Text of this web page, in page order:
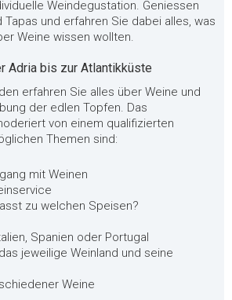
Weindegustation. Geniessen
Tapas und erfahren Sie dabei alles, was
Weine wissen wollten.
Adria bis zur Atlantikküste
erfahren Sie alles über Weine und
der edlen Topfen. Das
von einem qualifizierten
Themen sind:
mit Weinen
zu welchen Speisen?
Spanien oder Portugal
jeweilige Weinland und seine
Weine